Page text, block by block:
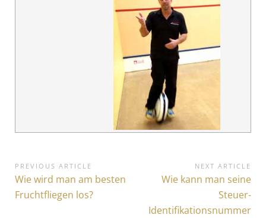
B
e
PREVIOUS ARTICLE
P
r
Wie wird man am besten
Fruchtfliegen los?
NEXT ARTICLE
N
x
Wie kann man seine
Steuer-
Identifikationsnummer